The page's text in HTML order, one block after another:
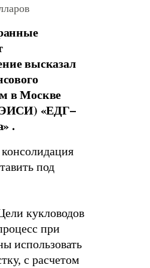
высказал
в Москве
(ЭИСИ) «ЕДГ–
.
под
кукловодов
при
использовать
с расчетом